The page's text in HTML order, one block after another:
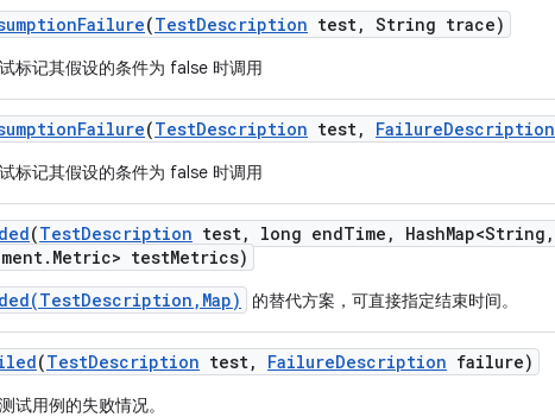
Failure(TestDescription test, String trace)
标记其假设的条件为 false 时调用
Failure(TestDescription test, FailureDescription
标记其假设的条件为 false 时调用
(TestDescription test, long endTime , HashMap<String ,
. Metric> testMetrics)
的替代方案，可直接指定结束时间。
(TestDescription test, FailureDescription failure)
试用例的失败情况。